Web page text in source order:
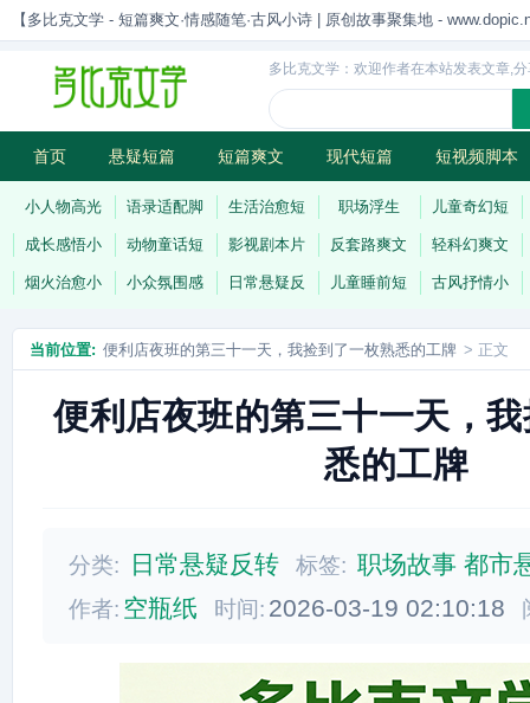
【多比克文学 - 短篇爽文·情感随笔·古风小诗 | 原创故事聚集地 -
多比克文学：欢迎作者在本站发表文章,
首页 悬疑短篇 短篇爽文 现代短篇 短视频脚本
古风小诗 科幻短篇 现代小诗 连载
小人物高光 语录适配脚 生活治愈短 职场浮生 儿童奇幻短
成长感悟小 动物童话短 影视剧本片 反套路爽文 轻科幻爽文
烟火治愈小 小众氛围感 日常悬疑反 儿童睡前短 古风抒情小
当前位置: 便利店夜班的第三十一天，我捡到了一枚熟悉的工牌 > 正文
便利店夜班的第三十一天，
悉的工牌
分类: 日常悬疑反转 标签: 职场故事 都市
作者: 空瓶纸 时间: 2026-03-19 02:10:18